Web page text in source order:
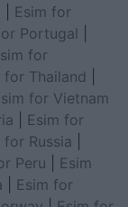
Esim for
Portugal
for
for Thailand
for Vietnam
Esim for
for Russia
Peru
Esim
Esim for